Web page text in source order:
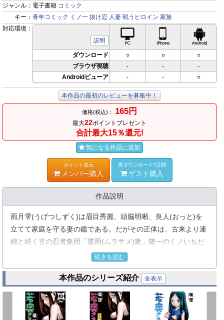
ジャンル： 電子書籍 コミック
キー： 青年コミック くノ一 抜け忍 人妻 戦うヒロイン 家族
対応環境：
説明
iPhone対応
ダウンロード ○ ○
○
ブラウザ視聴
- -
-
Androidビューア
- - ○
本作品の最初のレビューを募集中！
価格(税込)： 165円
最大22ポイントプレゼント
合計最大15％還元!
気になる作品に追加
ポイント還元
メンバー購入
再ダウンロード7日間
ゲスト購入
作品説明
雨月雫(うげつしずく)は眉目秀麗、頭脳明晰、良人(おっと)を
立てて家庭を守る妻の鑑である。だがその正体は、古来より連
綿と続く古の忍者集団「叢雨(ムラサメ)衆」随一のくノいちだ
里の命により、とある大企業の社員・雨月大吾(うげつだいご)
と偽りの結婚をし、彼の記憶に隠された、世界を揺るがす重大
な秘密を探っていた雫。ところが、いつしか大吾を愛してしま
った彼女は、里を裏切り抜け忍となることを決意する。しかし
彼女に逃げるという選択肢はない。なぜなら二人が暮らす小さ
続きを読む
本作品のシリーズ紹介 全表示